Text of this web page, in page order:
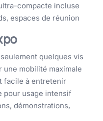
compacte incluse
espaces de réunion
quelques vis
mobilité maximale
facile à entretenir
pour usage intensif
démonstrations,